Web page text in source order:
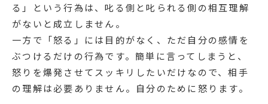
る」という行為は、叱る側と叱られる側の相互理解
がないと成立しません。
一方で「怒る」には目的がなく、ただ自分の感情を
ぶつけるだけの行為です。簡単に言ってしまうと、
怒りを爆発させてスッキリしたいだけなので、相手
の理解は必要ありません。自分のために怒ります。